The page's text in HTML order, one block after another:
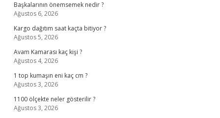
Başkalarının önemsemek nedir ?
Ağustos 6, 2026
Kargo dağıtım saat kaçta bitiyor ?
Ağustos 5, 2026
Avam Kamarası kaç kişi ?
Ağustos 4, 2026
1 top kumaşın eni kaç cm ?
Ağustos 3, 2026
1100 ölçekte neler gösterilir ?
Ağustos 3, 2026